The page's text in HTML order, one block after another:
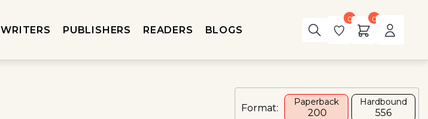
WRITERS PUBLISHERS READERS BLOGS
0 0
Format:
Paperback
₹ 200
Hardbound
₹556